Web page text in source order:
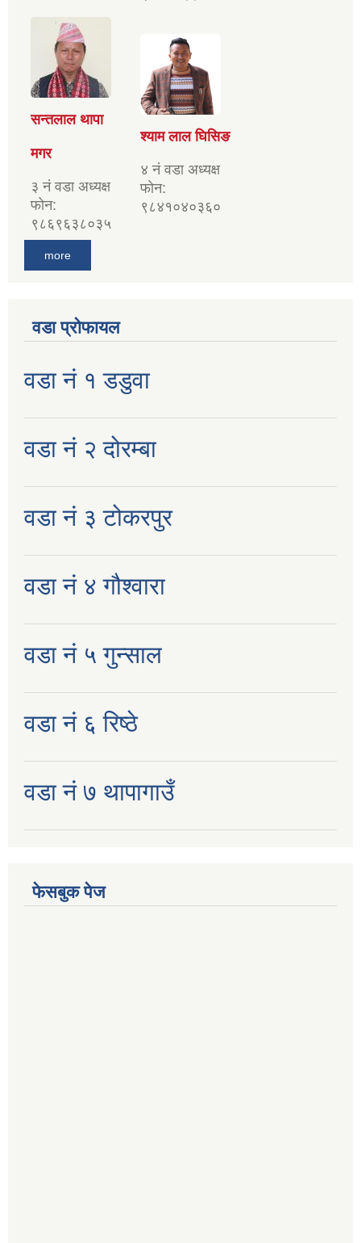
सन्तलाल थापा
मगर
३ नं वडा अध्यक्ष
फोन:
९८६९६३८०३५
श्याम लाल घिसिङ
४ नं वडा अध्यक्ष
फोन:
९८४१०४०३६०
more
वडा प्रोफायल
वडा नं १ डडुवा
वडा नं २ दोरम्बा
वडा नं ३ टोकरपुर
वडा नं ४ गौश्वारा
वडा नं ५ गुन्साल
वडा नं ६ रिष्ठे
वडा नं ७ थापागाउँ
फेसबुक पेज